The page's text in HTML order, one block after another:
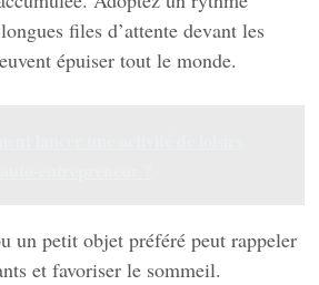
files d’attente devant les
épuiser tout le monde.
un petit objet préféré peut rappeler
et favoriser le sommeil.